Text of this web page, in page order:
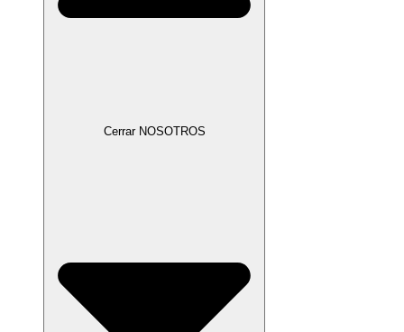
Cerrar NOSOTROS